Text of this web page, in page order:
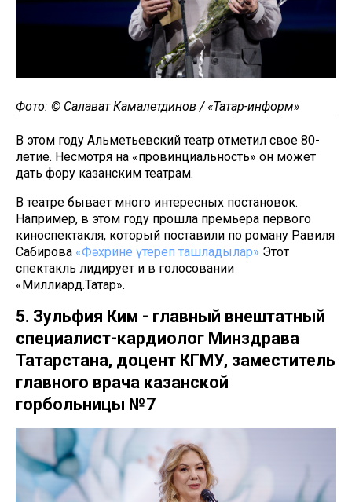
Фото: © Салават Камалетдинов / «Татар-информ»
В этом году Альметьевский театр отметил свое 80-
летие. Несмотря на «провинциальность» он может
дать фору казанским театрам.
В театре бывает много интересных постановок.
Например, в этом году прошла премьера первого
киноспектакля, который поставили по роману Равиля
Сабирова «Фәхрине үтереп ташладылар» Этот
спектакль лидирует и в голосовании
«Миллиард.Татар».
5. Зульфия Ким - главный внештатный
специалист-кардиолог Минздрава
Татарстана, доцент КГМУ, заместитель
главного врача казанской
горбольницы №7